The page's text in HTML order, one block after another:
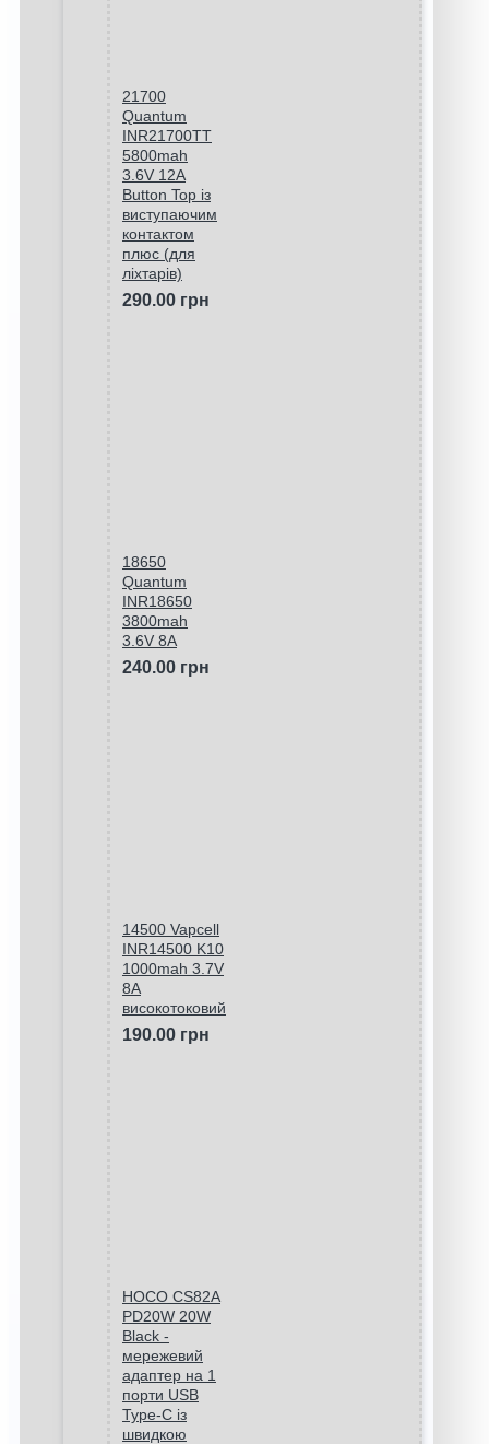
21700
Quantum
INR21700TT
5800mah
3.6V 12A
Button Top із
виступаючим
контактом
плюс (для
ліхтарів)
290.00 грн
18650
Quantum
INR18650
3800mah
3.6V 8A
240.00 грн
14500 Vapcell
INR14500 K10
1000mah 3.7V
8A
високотоковий
190.00 грн
HOCO CS82A
PD20W 20W
Black -
мережевий
адаптер на 1
порти USB
Type-C із
швидкою